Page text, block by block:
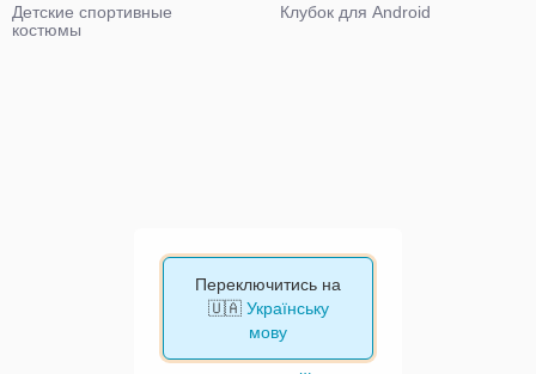
Детские спортивные
костюмы
Клубок для Android
Переключитись на
🇺🇦 Українську
мову